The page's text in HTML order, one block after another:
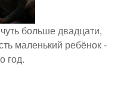
больше двадцати,
маленький ребёнок -
год.